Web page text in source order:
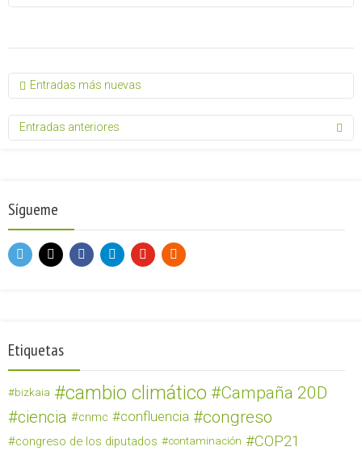
Entradas más nuevas
Entradas anteriores
Sígueme
Etiquetas
bizkaia cambio climático
Campaña 20D
ciencia
cnmc confluencia congreso
congreso de los diputados contaminación COP21